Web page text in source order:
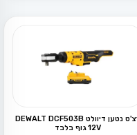
רצ'ט נטען דיוולט DEWALT DCF503B
12V גוף בלבד